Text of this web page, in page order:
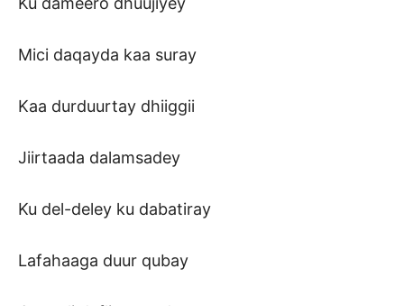
Mici daqayda kaa suray
Kaa durduurtay dhiiggii
Jiirtaada dalamsadey
Ku del-deley ku dabatiray
Lafahaaga duur qubay